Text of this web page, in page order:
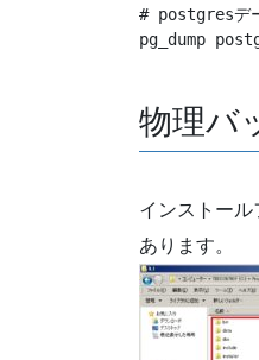
# postgresデ
pg_dump
物理バ
インストー
あります。